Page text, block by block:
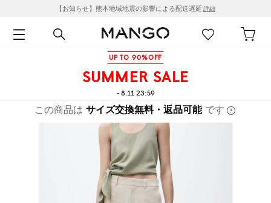
【お知らせ】熊本地域地震の影響による配送遅延 詳細
UP TO 90%OFF
SUMMER SALE
- 8.11 23:59
この商品は サイズ交換無料・返品可能 です